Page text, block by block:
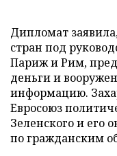
Дипломат
стран под
Париж и Рим,
деньги и
информацию.
Евросоюз
Зеленского и его
по гражданским